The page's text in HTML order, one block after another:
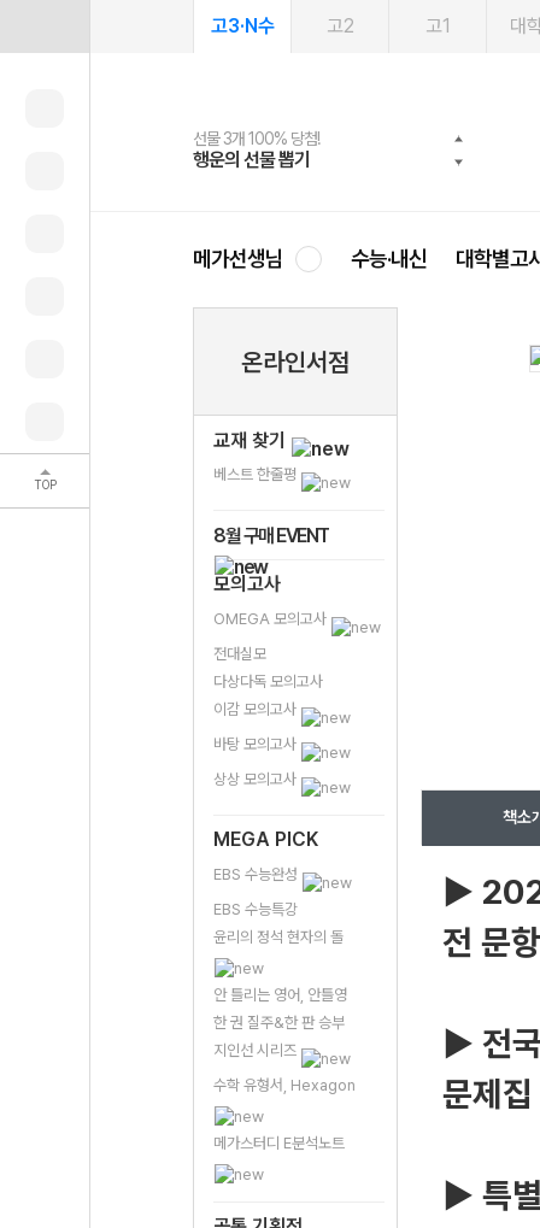
TOP
고3·N수 고2 고1 대
선물 3개 100% 당첨!
행운의 선물 뽑기
선물 100% 증정!
메가스터디 X 올리브
여름방학 스터디 캐시백
메가런 썸머스쿨
2027 러셀 단과
강사 공개선발
스마트러닝앱
설문 EVENT
메가패스
3일 무료 체험권
메가패스 수강생 무료혜택!
메가클럽 멤버십
사회공헌 캠페인
희망이룸 메가나눔
메가선생님 수능·내신 대학별고
온라인서점
교재 찾기
베스트 한줄평
8월 구매 EVENT
모의고사
OMEGA 모의고사
전대실모
다상다독 모의고사
이감 모의고사
바탕 모의고사
상상 모의고사
MEGA PICK
EBS 수능완성
EBS 수능특강
윤리의 정석 현자의 돌
안 틀리는 영어, 안틀영
한 권 질주&한 판 승부
지인선 시리즈
수학 유형서, Hexagon
메가스터디 E분석노트
책소
▶
전 문
▶ 전
문제집
▶ 특